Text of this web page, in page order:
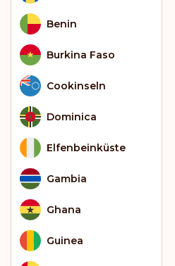
Benin
Burkina Faso
Cookinseln
Dominica
Elfenbeinküste
Gambia
Ghana
Guinea